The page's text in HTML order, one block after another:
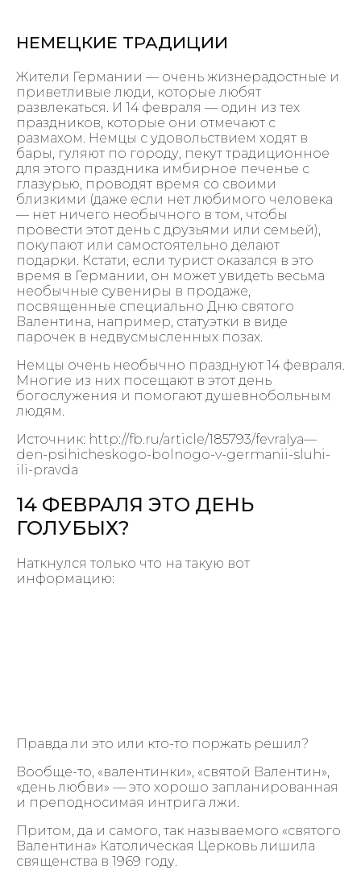
НЕМЕЦКИЕ ТРАДИЦИИ
Жители Германии — очень жизнерадостные и
приветливые люди, которые любят
развлекаться. И 14 февраля — один из тех
праздников, которые они отмечают с
размахом. Немцы с удовольствием ходят в
бары, гуляют по городу, пекут традиционное
для этого праздника имбирное печенье с
глазурью, проводят время со своими
близкими (даже если нет любимого человека
— нет ничего необычного в том, чтобы
провести этот день с друзьями или семьей),
покупают или самостоятельно делают
подарки. Кстати, если турист оказался в это
время в Германии, он может увидеть весьма
необычные сувениры в продаже,
посвященные специально Дню святого
Валентина, например, статуэтки в виде
парочек в недвусмысленных позах.
Немцы очень необычно празднуют 14 февраля.
Многие из них посещают в этот день
богослужения и помогают душевнобольным
людям.
Источник: http://fb.ru/article/185793/fevralya—
den-psihicheskogo-bolnogo-v-germanii-sluhi-
ili-pravda
14 ФЕВРАЛЯ ЭТО ДЕНЬ
ГОЛУБЫХ?
Наткнулся только что на такую вот
информацию:
Правда ли это или кто-то поржать решил?
Вообще-то, «валентинки», «святой Валентин»,
«день любви» — это хорошо запланированная
и преподносимая интрига лжи.
Притом, да и самого, так называемого «святого
Валентина» Католическая Церковь лишила
священства в 1969 году.